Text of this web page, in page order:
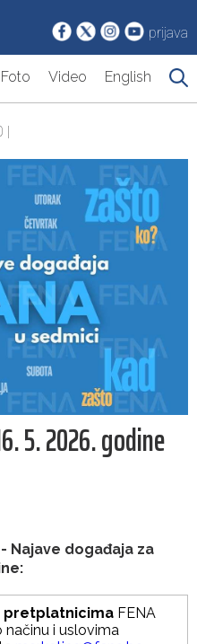
prijava
Foto Video English
|
5. 2026. godine
- Najave događaja za
pretplatnicima FENA
načinu i uslovima